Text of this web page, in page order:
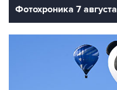
Фотохроника 7 августа